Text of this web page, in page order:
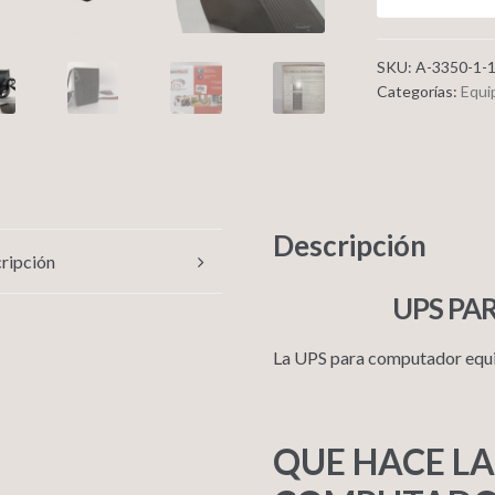
SKU: A-3350-1-
Categorías:
Descripción
UPS
La UPS para computador
QUE HACE